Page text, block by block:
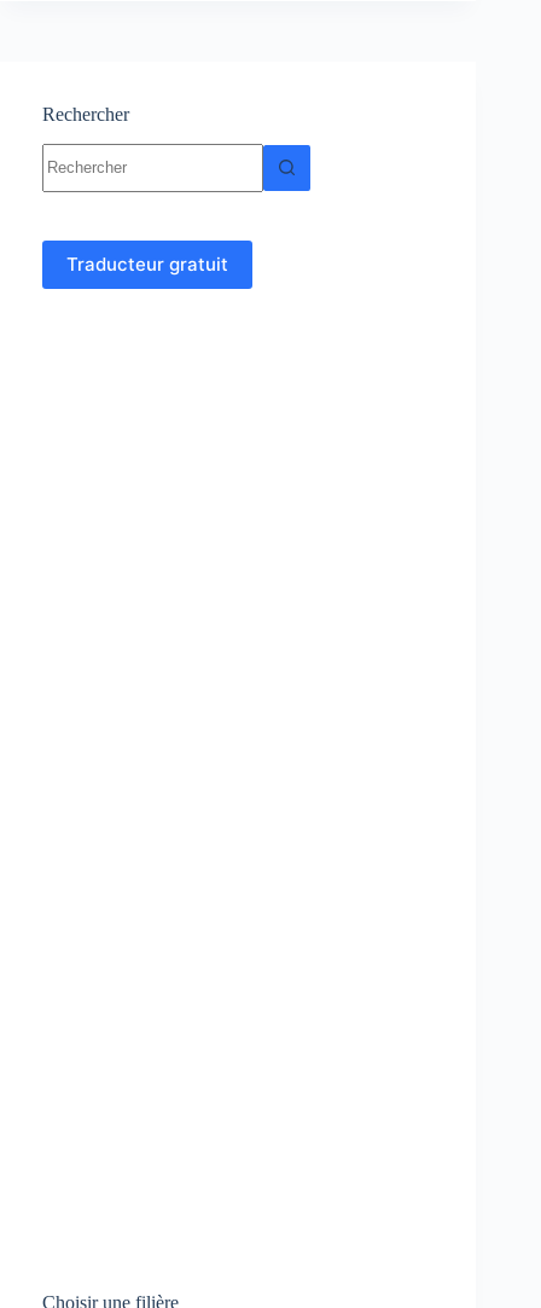
Rechercher
résultat
Traducteur gratuit
Choisir une filière